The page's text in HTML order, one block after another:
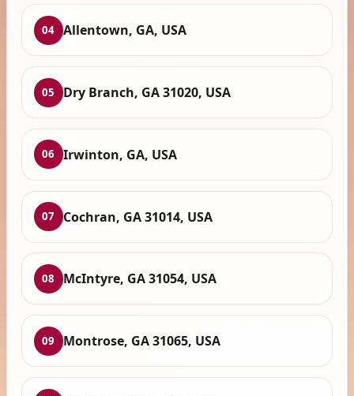
04 Allentown, GA, USA
05 Dry Branch, GA 31020, USA
06 Irwinton, GA, USA
07 Cochran, GA 31014, USA
08 McIntyre, GA 31054, USA
09 Montrose, GA 31065, USA